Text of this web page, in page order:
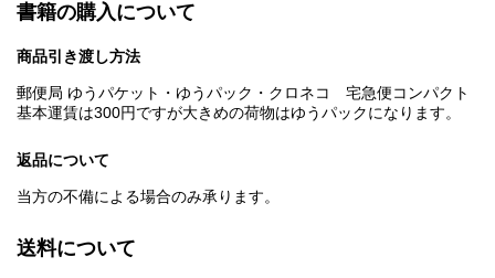
書籍の購入について
商品引き渡し方法
郵便局 ゆうパケット・ゆうパック・クロネコ 宅急便コンパクト
基本運賃は300円ですが大きめの荷物はゆうパックになります。
返品について
当方の不備による場合のみ承ります。
送料について